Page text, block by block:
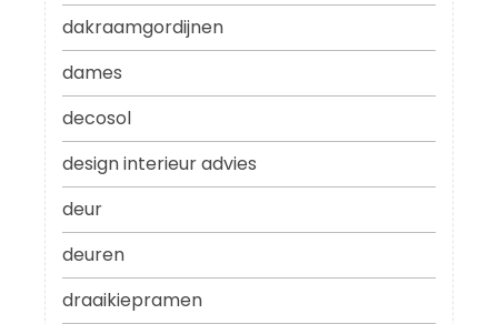
dakraamgordijnen
dames
decosol
design interieur advies
deur
deuren
draaikiepramen